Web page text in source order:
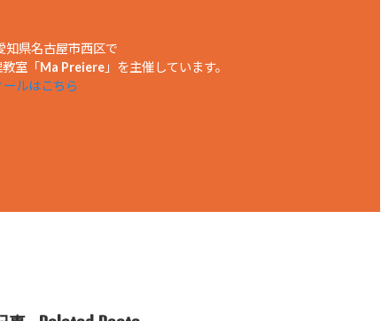
県名古屋市西区で
室「Ma Preiere」を主催しています。
ルはこちら